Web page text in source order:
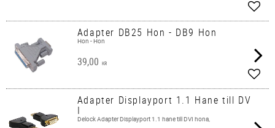
Add
Adapter DB25 Hon - DB9 Hon
Hon - Hon
39,00 KR
Add
Adapter Displayport 1.1 Hane till DV
I
Delock Adapter Displayport 1.1 hane till DVI hona,